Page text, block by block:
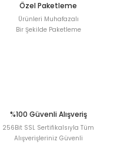
Özel Paketleme
Ürünleri Muhafazalı
Bir Şekilde Paketleme
%100 Güvenli Alışveriş
256Bit SSL Sertifikalsıyla Tüm
Alışverişleriniz Güvenli